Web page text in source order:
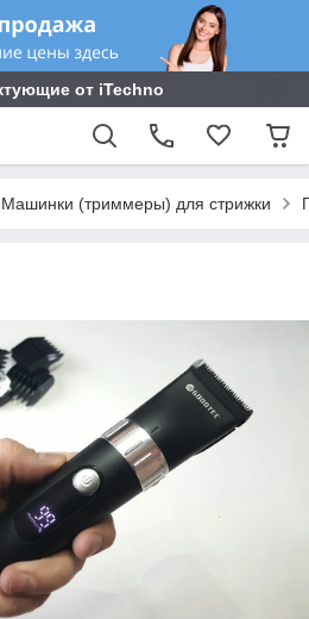
от iTechno
Машинки (триммеры) для стрижки